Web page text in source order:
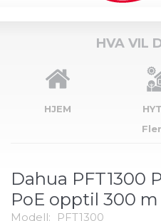
HVA VIL
HJEM
Dahua PFT1300
PoE opptil 300 m
Modell: PFT1300